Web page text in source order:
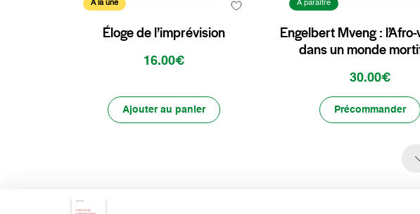
À la une
Éloge de l’imprévision
16.00€
Ajouter au panier
À paraître
Engelbert Mveng :
dans un monde
30.00€
Précommander